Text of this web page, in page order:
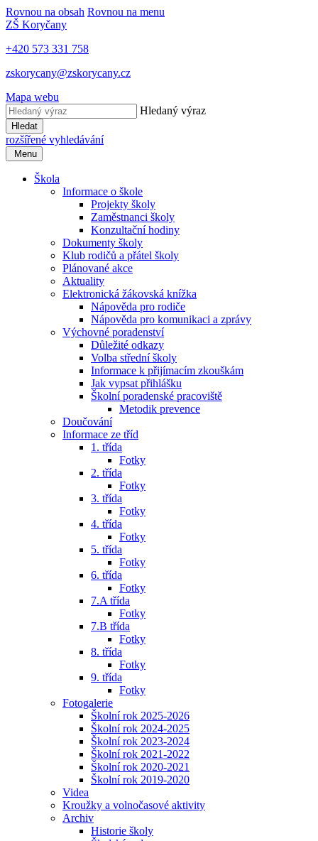
Rovnou na obsah Rovnou na menu
ZŠ Koryčany
+420 573 331 758
zskorycany@zskorycany.cz
Mapa webu
Hledaný výraz
Hledat
rozšířené vyhledávání
Menu
Škola
Informace o škole
Projekty školy
Zaměstnanci školy
Konzultační hodiny
Dokumenty školy
Klub rodičů a přátel školy
Plánované akce
Aktuality
Elektronická žákovská knížka
Nápověda pro rodiče
Nápověda pro komunikaci a zprávy
Výchovné poradenství
Důležité odkazy
Volba střední školy
Informace k přijímacím zkouškám
Jak vypsat přihlášku
Školní poradenské pracoviště
Metodik prevence
Doučování
Informace ze tříd
1. třída
Fotky
2. třída
Fotky
3. třída
Fotky
4. třída
Fotky
5. třída
Fotky
6. třída
Fotky
7.A třída
Fotky
7.B třída
Fotky
8. třída
Fotky
9. třída
Fotky
Fotogalerie
Školní rok 2025-2026
Školní rok 2024-2025
Školní rok 2023-2024
Školní rok 2021-2022
Školní rok 2020-2021
Školní rok 2019-2020
Videa
Kroužky a volnočasové aktivity
Archiv
Historie školy